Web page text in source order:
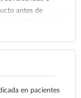
antes de
inmediato si
en pacientes